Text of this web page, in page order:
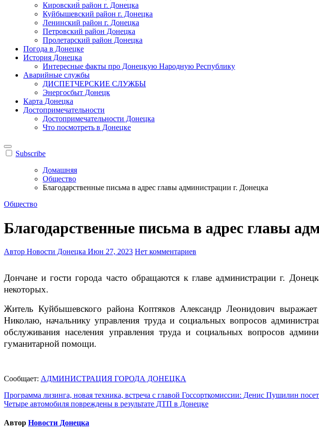
Кировский район г. Донецка
Куйбышевский район г. Донецка
Ленинский район г. Донецка
Петровский район Донецка
Пролетарский район Донецка
Погода в Донецке
История Донецка
Интересные факты про Донецкую Народную Республику
Аварийные службы
ДИСПЕТЧЕРСКИЕ СЛУЖБЫ
Энергосбыт Донецк
Карта Донецка
Достопримечательности
Достопримечательности Донецка
Что посмотреть в Донецке
Subscribe
Домашняя
Общество
Благодарственные письма в адрес главы администрации г. Донецка
Общество
Благодарственные письма в адрес главы
Автор Новости Донецка Июн 27, 2023 Нет комментариев
Дончане и гости города часто обращаются к главе администрации г. Донецка Алексею Кулемзину со словами благодарности. Ниже приведены выдержки из
некоторых.
Житель Куйбышевского района Коптяков Александр Леонидович
Николаю, начальнику управления труда и социальных вопросов
обслуживания населения управления труда и социальных вопросов
гуманитарной помощи.
Сообщает: АДМИНИСТРАЦИЯ ГОРОДА ДОНЕЦКА
Навигация
по
записям
Программа лизинга, новая техника, встреча с главой Госсорткомиссии: Денис Пушилин
Четыре автомобиля повреждены в результате ДТП в Донецке
Автор Новости Донецка